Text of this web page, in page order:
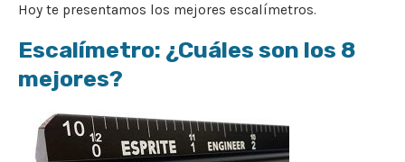
Hoy te presentamos los mejores escalímetros.
Escalímetro: ¿Cuáles son los 8
mejores?